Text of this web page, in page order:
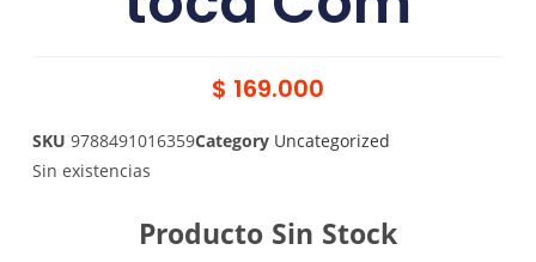
$ 169.000
SKU 9788491016359Category Uncategorized
Sin existencias
Producto Sin Stock